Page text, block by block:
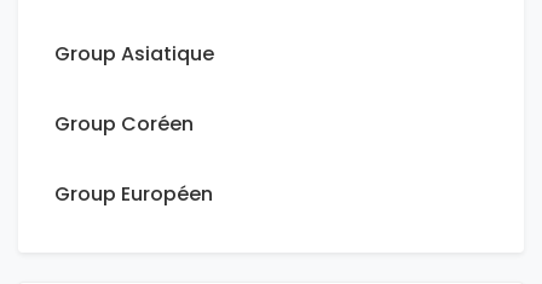
Group Asiatique
Group Coréen
Group Européen